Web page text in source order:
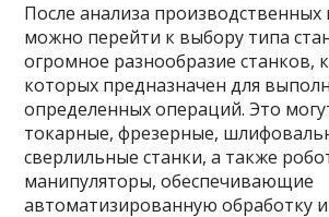
После анализа производственных
можно перейти к выбору типа
огромное разнообразие станков,
которых предназначен для
определенных операций. Это
токарные, фрезерные,
сверлильные станки, а также
манипуляторы, обеспечивающие
автоматизированную обработку